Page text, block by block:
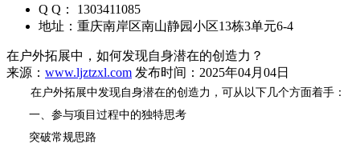
Q Q： 1303411085
地址：重庆南岸区南山静园小区13栋3单元6-4
在户外拓展中，如何发现自身潜在的创造力？
来源： www.ljztzxl.com 发布时间：2025年04月04日
在户外拓展中发现自身潜在的创造力，可从以下几个方面着手：
一、参与项目过程中的独特思考
突破常规思路